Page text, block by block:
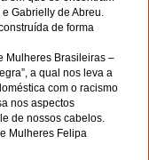
Gabrielly de Abreu.
de forma
Mulheres Brasileiras –
a qual nos leva a
com o racismo
nos aspectos
de nossos cabelos.
Mulheres Felipa